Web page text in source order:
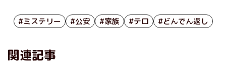
#ミステリー #公安 #家族 #テロ #どんでん返し
関連記事